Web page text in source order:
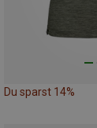
Du sparst 14%